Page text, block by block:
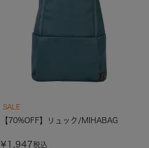
SALE
【70%OFF】リュック/MIHABAG
¥ 1,947税込